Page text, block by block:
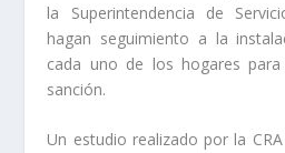
la Superintendencia de
hagan seguimiento a la
cada uno de los hogares
sanción.
Un estudio realizado por la